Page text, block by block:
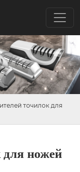
точилок для
для ножей